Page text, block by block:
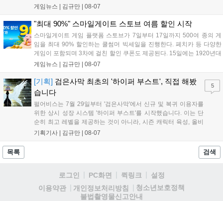
담을 획득할 수 있다. 로그인 보너스로 최대 다이아 3,000개를 지급하며,
원 증정한다. 또한 9월 30일까지 공식 유튜브에서 특별 프로그램을 시청
게임뉴스 | 김규만 | 08-07
"최대 90%" 스마일게이트 스토브 여름 할인 시작
스마일게이트 게임 플랫폼 스토브가 7일부터 17일까지 500여 종의 게
임을 최대 90% 할인하는 쿨썸머 빅세일을 진행한다. 페치카 등 다양한
게임이 포함되며 3차에 걸친 할인 쿠폰도 제공된다. 15일에는 1920년대
경성 배경의 신작 그날의 신문이 출시되며, 15일부터 17일까지는 국내
은 공식 페이지에서 확인 가능하다....
게임뉴스 | 김규만 | 08-07
[기획] 검은사막 최초의 '하이퍼 부스트', 직접 해봤
습니다
펄어비스는 7월 29일부터 '검은사막'에서 신규 및 복귀 이용자를
위한 상시 성장 시스템 '하이퍼 부스트'를 시작했습니다. 이는 단
순히 최고 레벨을 제공하는 것이 아니라, 시즌 캐릭터 육성, 올비
아 아카데미 수료, 아침의 나라 설화 진행 등 4단계 과정을 통해
용자는 과제를 완수하며 동(V) 투발라 장비와 검은별 무기, 카라
기획기사 | 김규만 | 08-07
5
목록 검색
로그인 PC화면 퀵링크
설정
이용약관
개인정보처리방침
청소년보호정책
불법촬영물신고안내